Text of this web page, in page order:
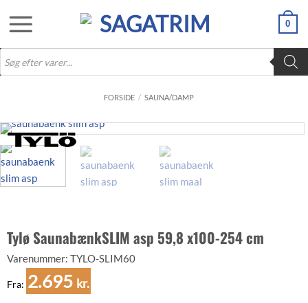
0
Products
search
FORSIDE / SAUNA/DAMP
Tylø SaunabænkSLIM asp 59,8 x100-254 cm
Varenummer: TYLO-SLIM60
Fra: 2.695 kr.